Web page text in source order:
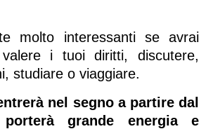
molto interessanti se avrai
i tuoi diritti, discutere,
studiare o viaggiare.
nel segno a partire dal
grande energia e